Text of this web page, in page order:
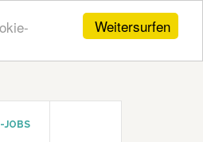
Weitersurfen
JOBS